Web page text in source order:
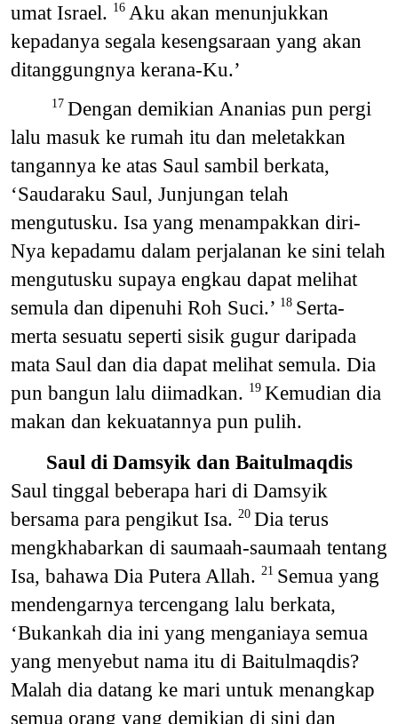
umat Israel. 16 Aku akan menunjukkan
kepadanya segala kesengsaraan yang akan
ditanggungnya kerana-Ku.’
17 Dengan demikian Ananias pun pergi
lalu masuk ke rumah itu dan meletakkan
tangannya ke atas Saul sambil berkata,
‘Saudaraku Saul, Junjungan telah
mengutusku. Isa yang menampakkan diri-
Nya kepadamu dalam perjalanan ke sini telah
mengutusku supaya engkau dapat melihat
semula dan dipenuhi Roh Suci.’ 18 Serta-
merta sesuatu seperti sisik gugur daripada
mata Saul dan dia dapat melihat semula. Dia
pun bangun lalu diimadkan. 19 Kemudian dia
makan dan kekuatannya pun pulih.
Saul di Damsyik dan Baitulmaqdis
Saul tinggal beberapa hari di Damsyik
bersama para pengikut Isa. 20 Dia terus
mengkhabarkan di saumaah-saumaah tentang
Isa, bahawa Dia Putera Allah. 21 Semua yang
mendengarnya tercengang lalu berkata,
‘Bukankah dia ini yang menganiaya semua
yang menyebut nama itu di Baitulmaqdis?
Malah dia datang ke mari untuk menangkap
semua orang yang demikian di sini dan